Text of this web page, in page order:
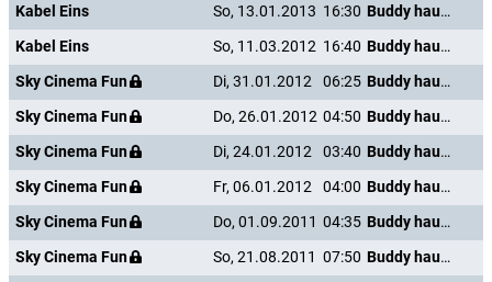
Kabel Eins
So, 13.01.2013 16:30
Buddy haut den Lukas
Kabel Eins
So, 11.03.2012 16:40
Buddy haut den Lukas
Sky Cinema Fun
Di, 31.01.2012 06:25
Buddy haut den Lukas
Sky Cinema Fun
Do, 26.01.2012 04:50
Buddy haut den Lukas
Sky Cinema Fun
Di, 24.01.2012 03:40
Buddy haut den Lukas
Sky Cinema Fun
Fr, 06.01.2012 04:00
Buddy haut den Lukas
Sky Cinema Fun
Do, 01.09.2011 04:35
Buddy haut den Lukas
Sky Cinema Fun
So, 21.08.2011 07:50
Buddy haut den Lukas